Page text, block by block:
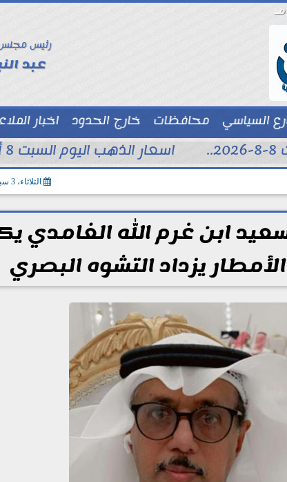
رئيس مجلس
عبد
السياسي محافظات خارج الحدود اخبار
توك شو
اسعار الذهب اليوم السبت 8 أغسطس 2026 فى محلات الصاغة
الثلاثاء، 3 سبتمبر 2024
ابن غرم الله الغامدي
يزداد التشوه البصري